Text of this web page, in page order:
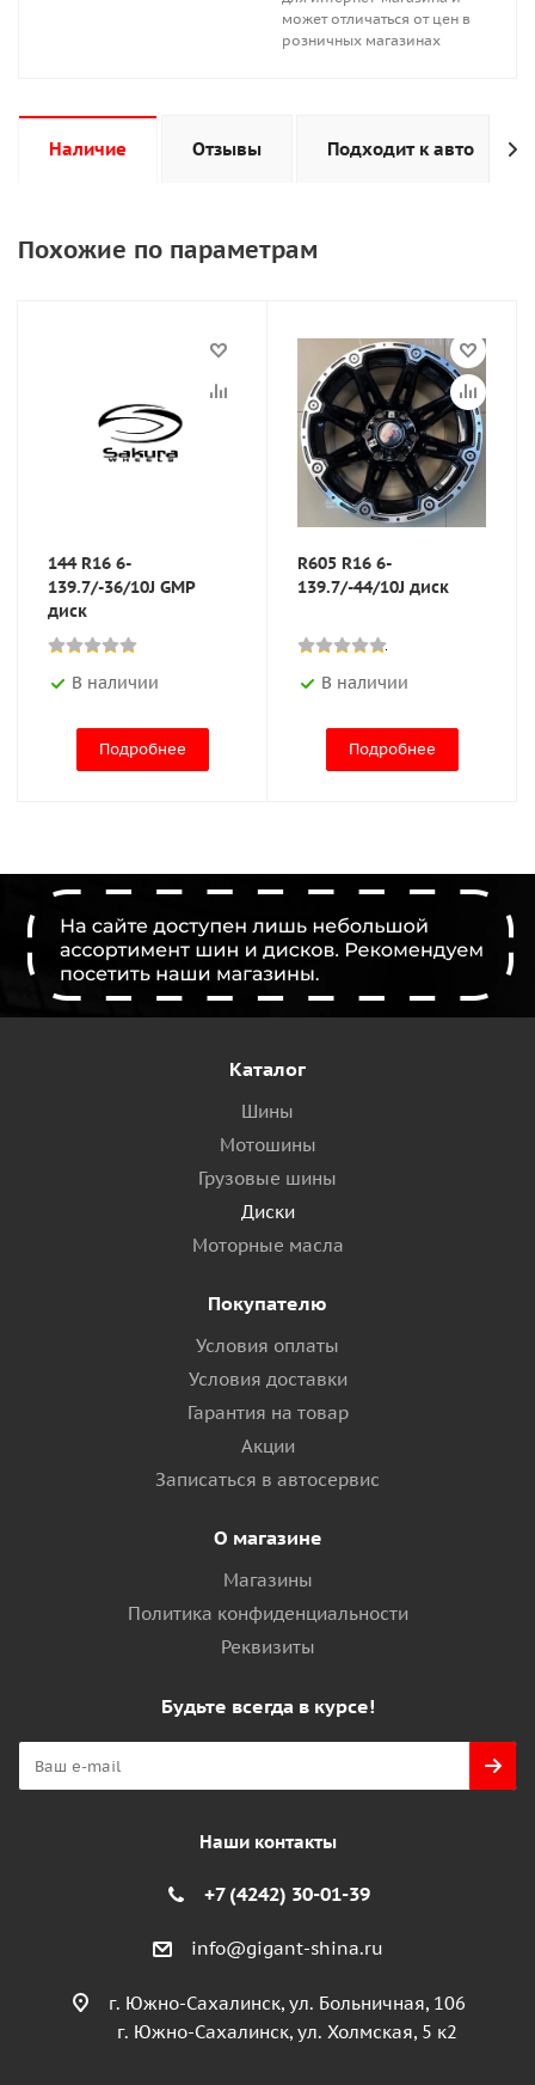
может отличаться от цен в
розничных магазинах
Наличие Отзывы Подходит к авто
Похожие по параметрам
144 R16 6-
139.7/-36/10J GMP
диск
В наличии
Подробнее
R605 R16 6-
139.7/-44/10J диск
В наличии
Подробнее
Каталог
Шины
Мотошины
Грузовые шины
Диски
Моторные масла
Покупателю
Условия оплаты
Условия доставки
Гарантия на товар
Акции
Записаться в автосервис
О магазине
Магазины
Политика конфиденциальности
Реквизиты
Будьте всегда в курсе!
Наши контакты
+7 (4242) 30-01-39
info@gigant-shina.ru
г. Южно-Сахалинск, ул. Больничная, 106
г. Южно-Сахалинск, ул. Холмская, 5 к2